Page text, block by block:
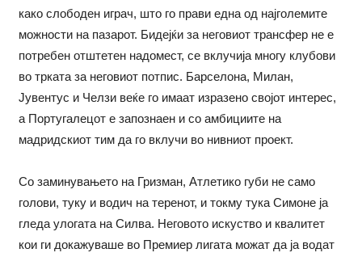
како слободен играч, што го прави една од најголемите
можности на пазарот. Бидејќи за неговиот трансфер не е
потребен отштетен надомест, се вклучија многу клубови
во трката за неговиот потпис. Барселона, Милан,
Јувентус и Челзи веќе го имаат изразено својот интерес,
а Португалецот е запознаен и со амбициите на
мадридскиот тим да го вклучи во нивниот проект.
Со заминувањето на Гризман, Атлетико губи не само
голови, туку и водич на теренот, и токму тука Симоне ја
гледа улогата на Силва. Неговото искуство и квалитет
кои ги докажуваше во Премиер лигата можат да ја водат